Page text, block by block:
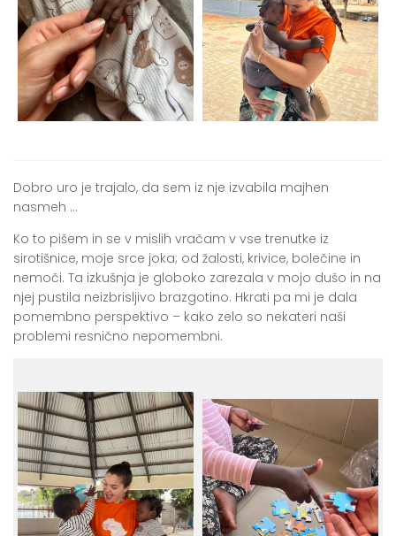
Dobro uro je trajalo, da sem iz nje izvabila majhen
nasmeh …
Ko to pišem in se v mislih vračam v vse trenutke iz
sirotišnice, moje srce joka; od žalosti, krivice, bolečine in
nemoči. Ta izkušnja je globoko zarezala v mojo dušo in na
njej pustila neizbrisljivo brazgotino. Hkrati pa mi je dala
pomembno perspektivo – kako zelo so nekateri naši
problemi resnično nepomembni.